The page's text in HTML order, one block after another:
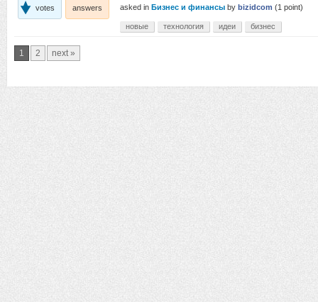
votes answers asked in Бизнес и финансы by bizidcom (1 point)
новые технология идеи бизнес
1 2 next »